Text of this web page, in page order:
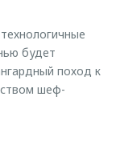
будет
поход к
шеф-